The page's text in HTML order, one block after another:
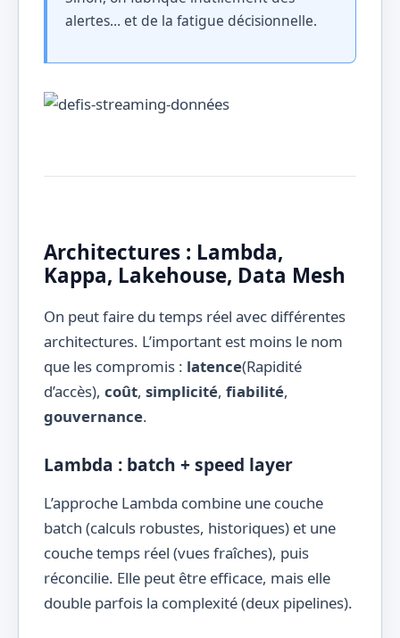
alertes… et de la fatigue décisionnelle.
Architectures : Lambda,
Kappa, Lakehouse, Data Mesh
On peut faire du temps réel avec différentes
architectures. L’important est moins le nom
que les compromis : latence(Rapidité
d’accès), coût, simplicité, fiabilité,
gouvernance.
Lambda : batch + speed layer
L’approche Lambda combine une couche
batch (calculs robustes, historiques) et une
couche temps réel (vues fraîches), puis
réconcilie. Elle peut être efficace, mais elle
double parfois la complexité (deux pipelines).